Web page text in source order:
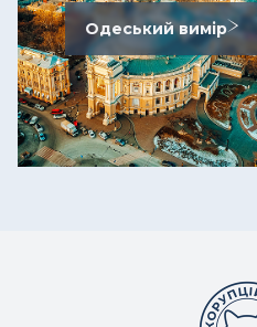
Одеський вимір